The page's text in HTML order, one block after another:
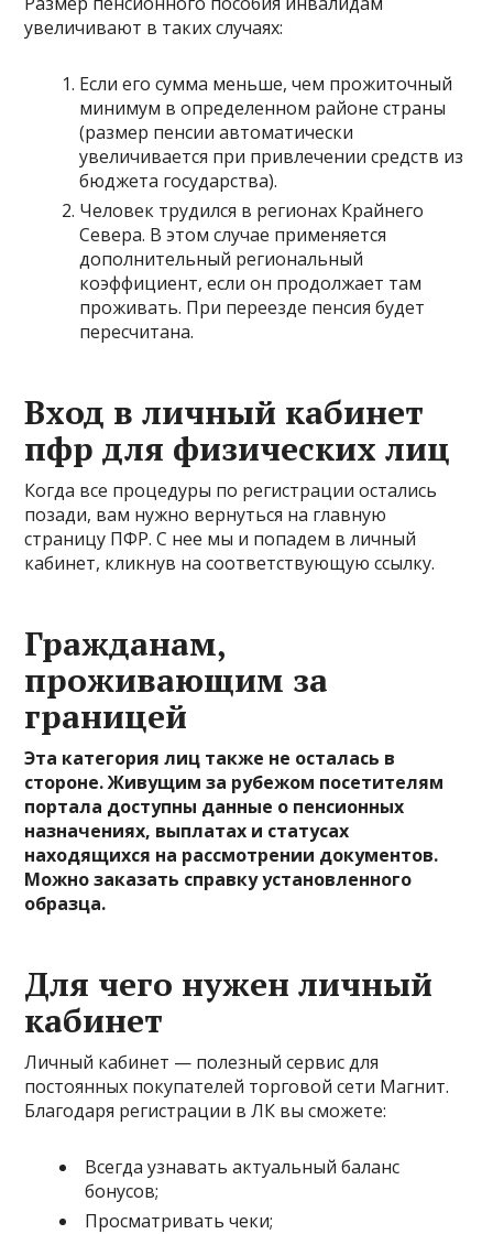
увеличивают в таких случаях:
Если его сумма меньше, чем прожиточный
минимум в определенном районе страны
(размер пенсии автоматически
увеличивается при привлечении средств из
бюджета государства).
Человек трудился в регионах Крайнего
Севера. В этом случае применяется
дополнительный региональный
коэффициент, если он продолжает там
проживать. При переезде пенсия будет
пересчитана.
Вход в личный кабинет
пфр для физических лиц
Когда все процедуры по регистрации остались
позади, вам нужно вернуться на главную
страницу ПФР. С нее мы и попадем в личный
кабинет, кликнув на соответствующую ссылку.
Гражданам,
проживающим за
границей
Эта категория лиц также не осталась в
стороне. Живущим за рубежом посетителям
портала доступны данные о пенсионных
назначениях, выплатах и статусах
находящихся на рассмотрении документов.
Можно заказать справку установленного
образца.
Для чего нужен личный
кабинет
Личный кабинет — полезный сервис для
постоянных покупателей торговой сети Магнит.
Благодаря регистрации в ЛК вы сможете:
Всегда узнавать актуальный баланс
бонусов;
Просматривать чеки;